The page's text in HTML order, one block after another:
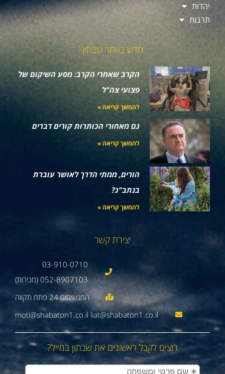
יהדות
תרבות
חדש באתר שבתון
הקרב שאחרי הקרב: מסע השיקום של
פצועי צה"ל
להמשך קריאה »
גם מאחורי הכותרות קורים דברים
להמשך קריאה »
הורים, ממתי הדרך לאושר עוברת
בנתב"ג?
להמשך קריאה »
יצירת קשר
03-910-0710
052-8907103 (מכירות)
moti@shabaton1.co.il liat@shabaton1.co.il
רוצים לקבל ראשונים את שבתון במייל?